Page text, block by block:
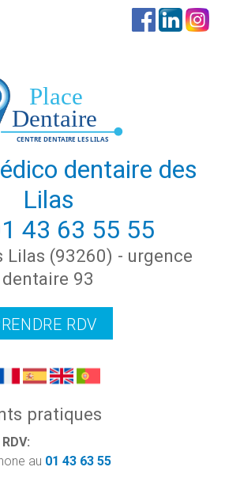
dentaire des
Lilas
43 63 55 55
Lilas (93260) - urgence
dentaire 93
RDV
pratiques
au 01 43 63 55